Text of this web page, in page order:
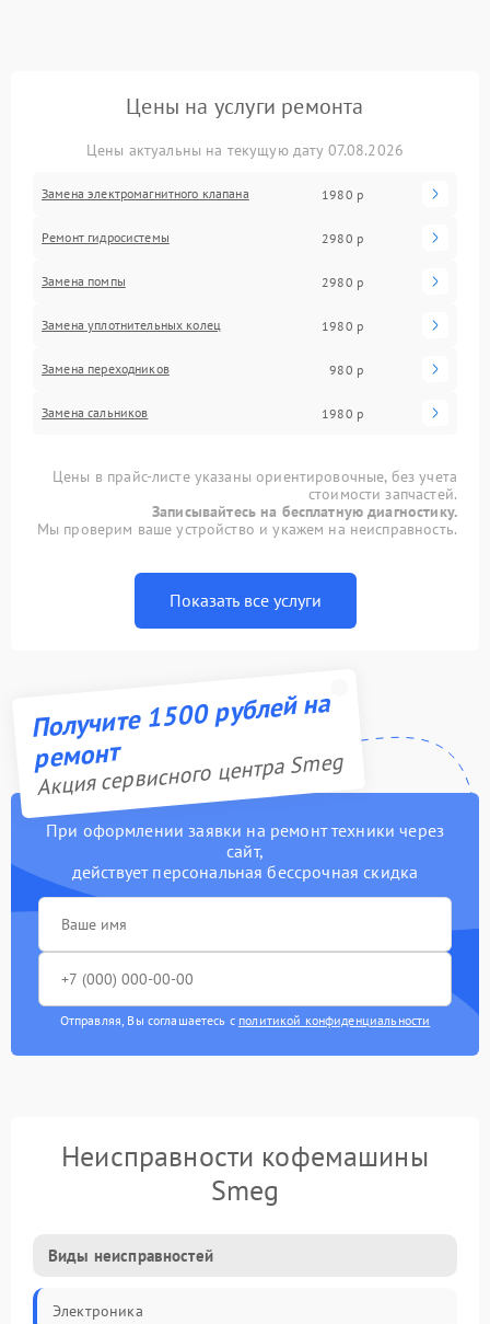
Цены на услуги ремонта
Цены актуальны на текущую дату 07.08.2026
Замена электромагнитного клапана 1980 р
Ремонт гидросистемы 2980 р
Замена помпы 2980 р
Замена уплотнительных колец 1980 р
Замена переходников 980 р
Замена сальников 1980 р
Цены в прайс-листе указаны ориентировочные, без учета
стоимости запчастей.
Записывайтесь на бесплатную диагностику.
Мы проверим ваше устройство и укажем на неисправность.
Показать все услуги
Получите 1500 рублей на
ремонт
Акция сервисного центра Smeg
При оформлении заявки на ремонт техники через
сайт,
действует персональная бессрочная скидка
Отправляя, Вы соглашаетесь с политикой конфиденциальности
Неисправности кофемашины
Smeg
Виды неисправностей
Электроника